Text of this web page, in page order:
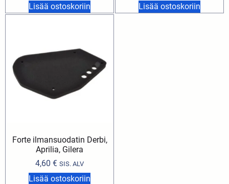
Lisää ostoskoriin Lisää ostoskoriin
Forte ilmansuodatin Derbi,
Aprilia, Gilera
4,60 € SIS. ALV
Lisää ostoskoriin